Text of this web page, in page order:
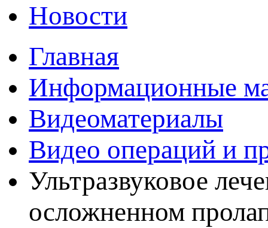
Новости
Главная
Информационные
Видеоматериалы
Видео операций и
Ультразвуковое
осложненном